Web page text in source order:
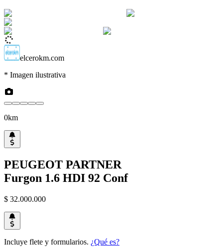
elcerokm.com
* Imagen ilustrativa
0km
PEUGEOT PARTNER
Furgon 1.6 HDI 92 Conf
$ 32.000.000
Incluye flete y formularios. ¿Qué es?